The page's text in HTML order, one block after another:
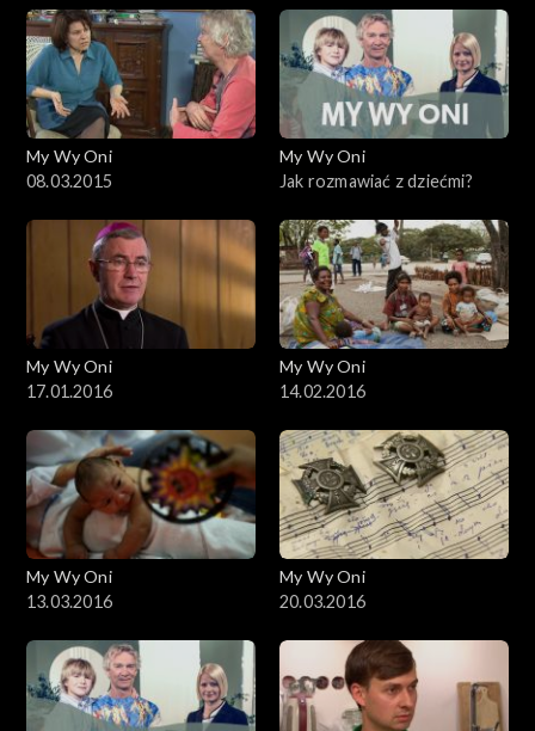
My Wy Oni
08.03.2015
My Wy Oni
Jak rozmawiać z dziećmi?
My Wy Oni
17.01.2016
My Wy Oni
14.02.2016
My Wy Oni
13.03.2016
My Wy Oni
20.03.2016